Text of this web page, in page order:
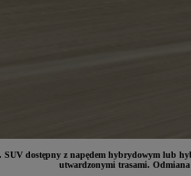
dostępny z napędem hybrydowym lub
utwardzonymi trasami. Odmiana